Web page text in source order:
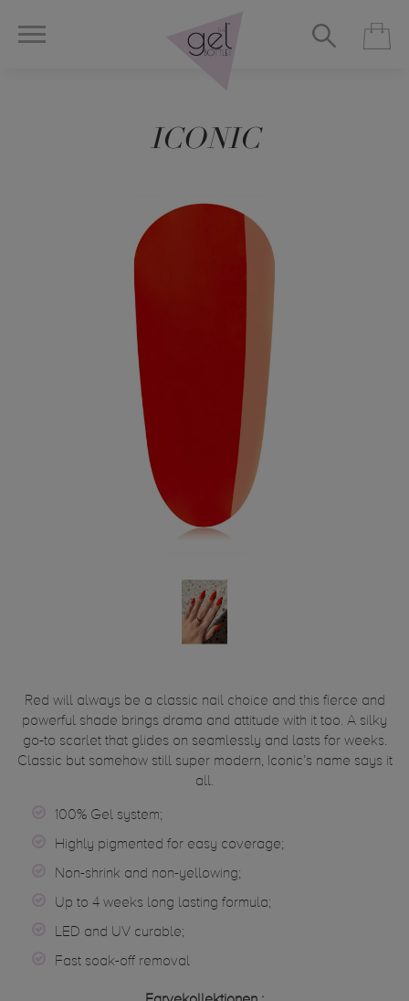
ICONIC
Red will always be a classic nail choice and this fierce and
powerful shade brings drama and attitude with it too. A silky
go-to scarlet that glides on seamlessly and lasts for weeks.
Classic but somehow still super modern, Iconic’s name says it
all.
100% Gel system;
Highly pigmented for easy coverage;
Non-shrink and non-yellowing;
Up to 4 weeks long lasting formula;
LED and UV curable;
Fast soak-off removal